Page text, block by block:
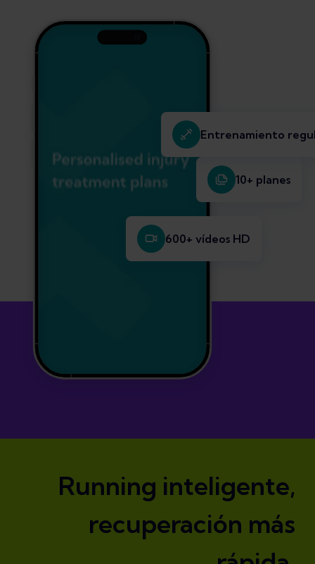
Entrenamiento
10+ planes
600+ vídeos HD
Running inteligente,
recuperación más